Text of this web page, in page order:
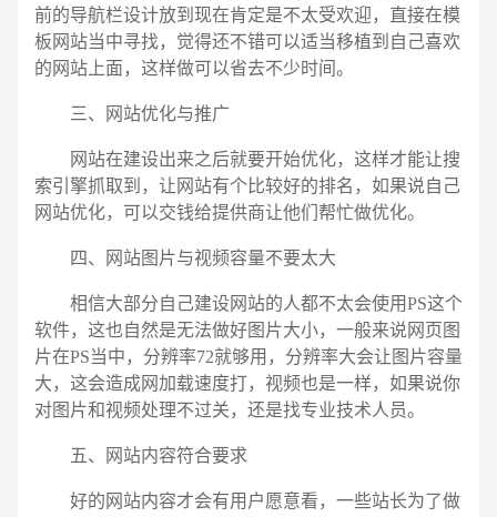
前的导航栏设计放到现在肯定是不太受欢迎，直接在模
板网站当中寻找，觉得还不错可以适当移植到自己喜欢
的网站上面，这样做可以省去不少时间。
三、网站优化与推广
网站在建设出来之后就要开始优化，这样才能让搜
索引擎抓取到，让网站有个比较好的排名，如果说自己
网站优化，可以交钱给提供商让他们帮忙做优化。
四、网站图片与视频容量不要太大
相信大部分自己建设网站的人都不太会使用PS这个
软件，这也自然是无法做好图片大小，一般来说网页图
片在PS当中，分辨率72就够用，分辨率大会让图片容量
大，这会造成网加载速度打，视频也是一样，如果说你
对图片和视频处理不过关，还是找专业技术人员。
五、网站内容符合要求
好的网站内容才会有用户愿意看，一些站长为了做
电话